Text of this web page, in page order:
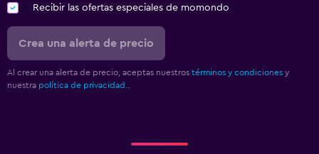
Recibir las ofertas especiales de momondo
Crea una alerta de precio
Al crear una alerta de precio, aceptas nuestros términos y condiciones y
nuestra política de privacidad.